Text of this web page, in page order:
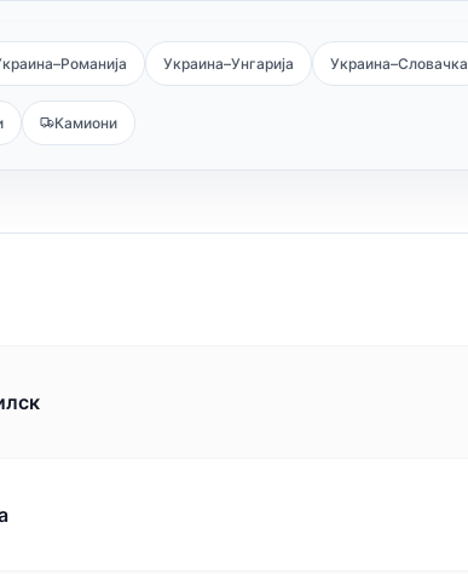
Украина–Унгарија Украина–Словачка
Камиони